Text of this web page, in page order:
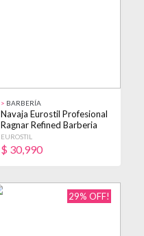
> BARBERÍA
Navaja Eurostil Profesional
Ragnar Refined Barberia
Negro
EUROSTIL
$ 30,990
29% OFF!